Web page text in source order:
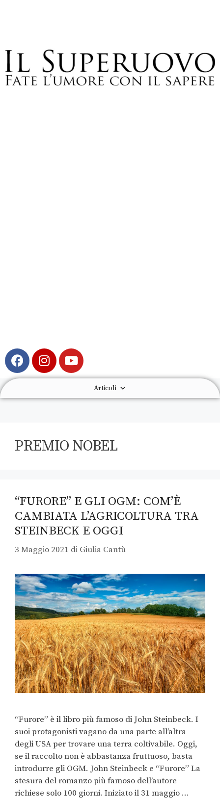
Articoli
PREMIO NOBEL
“FURORE” E GLI OGM: COM’È
CAMBIATA L’AGRICOLTURA TRA
STEINBECK E OGGI
3 Maggio 2021 di Giulia Cantù
“Furore” è il libro più famoso di John Steinbeck. I
suoi protagonisti vagano da una parte all’altra
degli USA per trovare una terra coltivabile. Oggi,
se il raccolto non è abbastanza fruttuoso, basta
introdurre gli OGM. John Steinbeck e “Furore” La
stesura del romanzo più famoso dell’autore
richiese solo 100 giorni. Iniziato il 31 maggio …